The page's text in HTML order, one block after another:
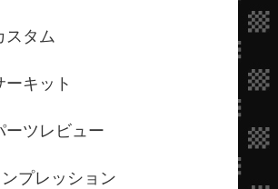
タム
キット
ツレビュー
プレッション